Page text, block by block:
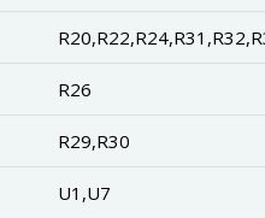
R26
R29,R30
U1,U7